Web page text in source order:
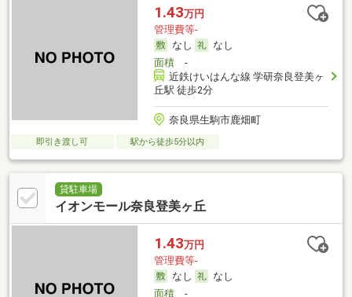
1.43万円
管理費等-
なし
なし
面積-
近鉄けいはんな線 学研奈良登美ヶ
丘駅 徒歩2分
奈良県生駒市鹿畑町
即引き渡し可 駅から徒歩5分以内
貸駐車場
イオンモール奈良登美ヶ丘
1.43万円
管理費等-
なし
なし
面積-